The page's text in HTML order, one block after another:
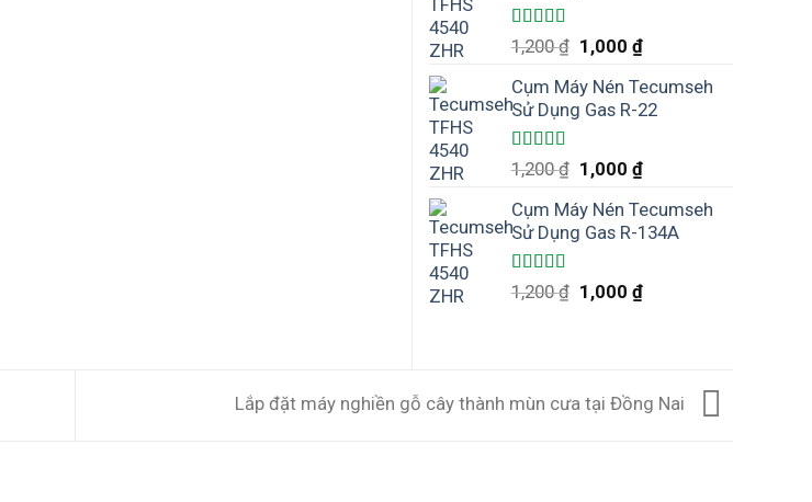
Được xếp
hạng
5.00
5
sao
1,200₫ 1,000 ₫
Cụm Máy Nén Tecumseh
Sử Dụng Gas R-22
Được xếp
hạng
5.00
5
sao
1,200₫ 1,000 ₫
Cụm Máy Nén Tecumseh
Sử Dụng Gas R-134A
Được xếp
hạng
5.00
5
1,200₫ 1,000 ₫
Lắp đặt máy nghiền gỗ cây thành mùn cưa tại Đồng Nai